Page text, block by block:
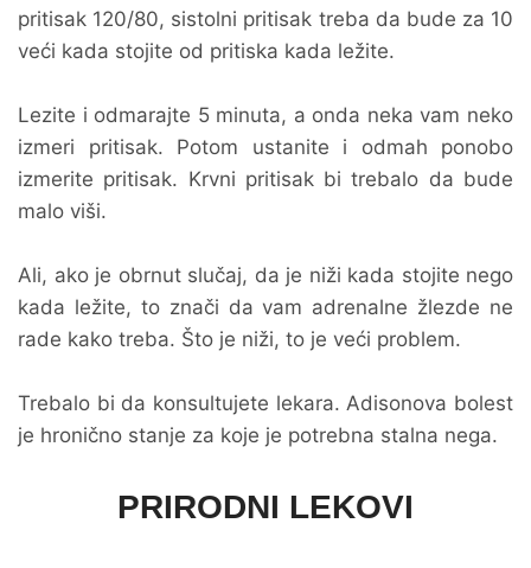
pritisak 120/80, sistolni pritisak treba da bude za 10
veći kada stojite od pritiska kada ležite.
Lezite i odmarajte 5 minuta, a onda neka vam neko
izmeri pritisak. Potom ustanite i odmah ponobo
izmerite pritisak. Krvni pritisak bi trebalo da bude
malo viši.
Ali, ako je obrnut slučaj, da je niži kada stojite nego
kada ležite, to znači da vam adrenalne žlezde ne
rade kako treba. Što je niži, to je veći problem.
Trebalo bi da konsultujete lekara. Adisonova bolest
je hronično stanje za koje je potrebna stalna nega.
PRIRODNI LEKOVI